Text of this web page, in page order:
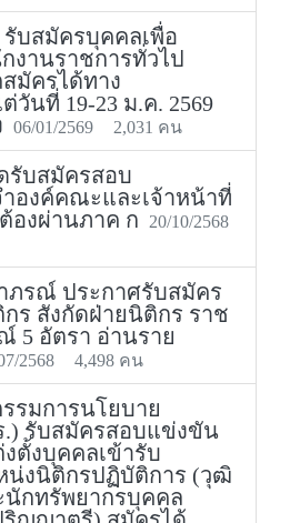
บสมัครบุคคลเพื่อ
งานราชการทั่วไป
มัครได้ทาง
วันที่ 19-23 ม.ค. 2569
06/01/2569 2,031 คน
รับสมัครสอบ
องค์คณะและเจ้าหน้าที่
องผ่านภาค ก
20/10/2568
ภรณ์ ประกาศรับสมัคร
ร สังกัดฝ่ายนิติกร ราช
5 อัตรา อ่านราย
2568 4,498 คน
รมการนโยบาย
.) รับสมัครสอบแข่งขัน
ตั้งบุคคลเข้ารับ
น่งนิติกรปฏิบัติการ (วุฒิ
กทรัพยากรบุคคล